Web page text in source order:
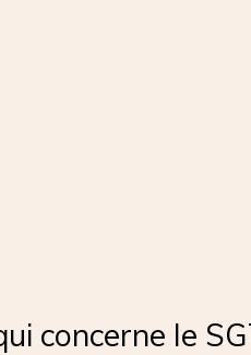
concerne le